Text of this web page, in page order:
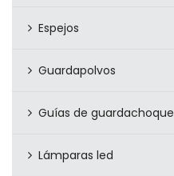
Espejos
Guardapolvos
Guías de guardachoque
Lámparas led